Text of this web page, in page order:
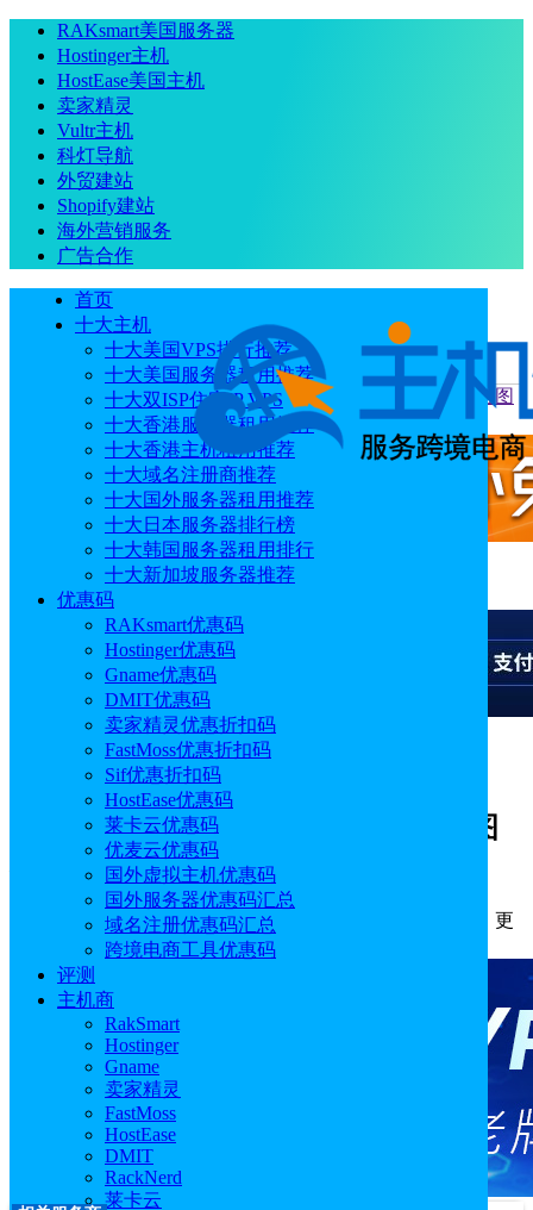
RAKsmart美国服务器
Hostinger主机
HostEase美国主机
卖家精灵
Vultr主机
科灯导航
外贸建站
Shopify建站
海外营销服务
广告合作
首页
十大主机
十大美国VPS排行推荐
十大美国服务器租用推荐
十大双ISP住宅IP VPS
十大香港服务器租用推荐
十大香港主机租用推荐
十大域名注册商推荐
十大国外服务器租用推荐
十大日本服务器排行榜
十大韩国服务器租用排行
十大新加坡服务器推荐
优惠码
RAKsmart优惠码
Hostinger优惠码
Gname优惠码
DMIT优惠码
卖家精灵优惠折扣码
FastMoss优惠折扣码
Sif优惠折扣码
HostEase优惠码
莱卡云优惠码
优麦云优惠码
国外虚拟主机优惠码
国外服务器优惠码汇总
域名注册优惠码汇总
跨境电商工具优惠码
评测
主机商
RakSmart
Hostinger
Gname
卖家精灵
FastMoss
HostEase
DMIT
RackNerd
莱卡云
当前位置：首页 评测 Hostwinds美国全托管Linux VPS西雅图
机房速度性能综合测评
Hostwinds美国全托管Linux VPS西雅图
机房速度性能综合测评
作者: Emily 分类:评测 发布时间: 2025.10.28 18:09:41
更
新于: 2025.10.29 16:46:39